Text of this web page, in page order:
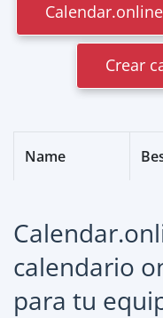
Crear
Name
calendario
para tu